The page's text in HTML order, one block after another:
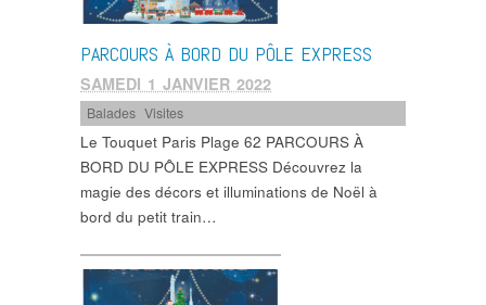
PARCOURS À BORD DU PÔLE EXPRESS
SAMEDI 1 JANVIER 2022
Balades ,Visites
Le Touquet Paris Plage 62 PARCOURS À
BORD DU PÔLE EXPRESS Découvrez la
magie des décors et illuminations de Noël à
bord du petit train…